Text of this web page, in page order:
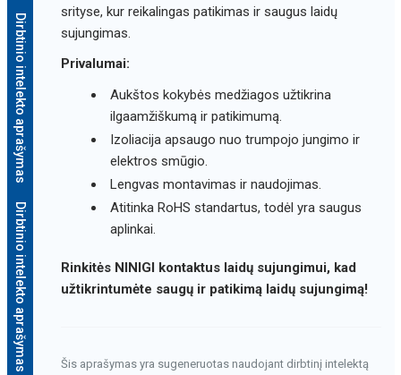
Dirbtinio intelekto aprašymas
Dirbtinio intelekto aprašymas
srityse, kur reikalingas patikimas ir saugus laidų
sujungimas.
Privalumai:
Aukštos kokybės medžiagos užtikrina
ilgaamžiškumą ir patikimumą.
Izoliacija apsaugo nuo trumpojo jungimo ir
elektros smūgio.
Lengvas montavimas ir naudojimas.
Atitinka RoHS standartus, todėl yra saugus
aplinkai.
Rinkitės NINIGI kontaktus laidų sujungimui, kad
užtikrintumėte saugų ir patikimą laidų sujungimą!
Šis aprašymas yra sugeneruotas naudojant dirbtinį intelektą